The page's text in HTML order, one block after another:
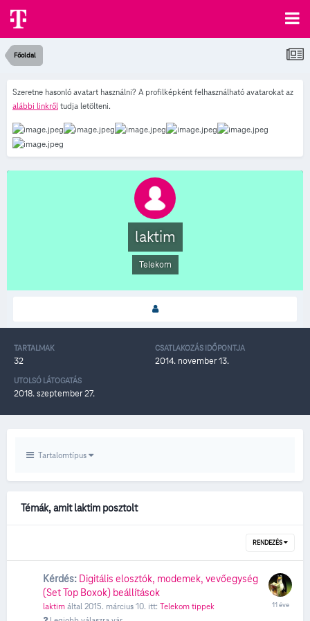
Főoldal
Szeretne hasonló avatart használni? A profilképként felhasználható avatarokat az
alábbi linkről tudja letölteni.
laktim
Telekom
TARTALMAK
32
CSATLAKOZÁS IDŐPONTJA
2014. november 13.
UTOLSÓ LÁTOGATÁS
2018. szeptember 27.
Tartalomtípus
Témák, amit laktim posztolt
RENDEZÉS
Kérdés: Digitális elosztók, modemek, vevőegység
(Set Top Boxok) beállítások
laktim által 2015. március 10. itt: Telekom tippek